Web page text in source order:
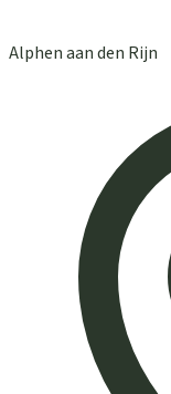
Alphen aan den Rijn